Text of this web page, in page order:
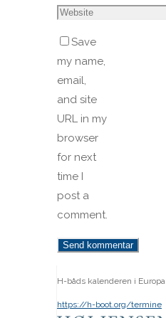
Save
my name,
email,
and site
URL in my
browser
for next
time I
post a
comment.
H-båds kalenderen i Europa
https://h-boot.org/termine